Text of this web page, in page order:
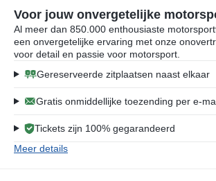
Voor jouw onvergetelijke
Al meer dan 850.000 enthousiaste
een onvergetelijke ervaring met onze
voor detail en passie voor motorsport.
Gereserveerde zitplaatsen naast elkaar
Gratis onmiddellijke toezending per e-
Tickets zijn 100% gegarandeerd
Meer details